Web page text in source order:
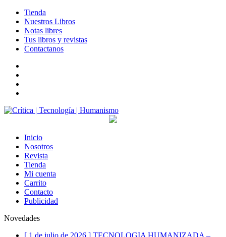
Tienda
Nuestros Libros
Notas libres
Tus libros y revistas
Contactanos
Inicio
Nosotros
Revista
Tienda
Mi cuenta
Carrito
Contacto
Publicidad
Novedades
[ 1 de julio de 2026 ] TECNOLOGIA HUMANIZADA –